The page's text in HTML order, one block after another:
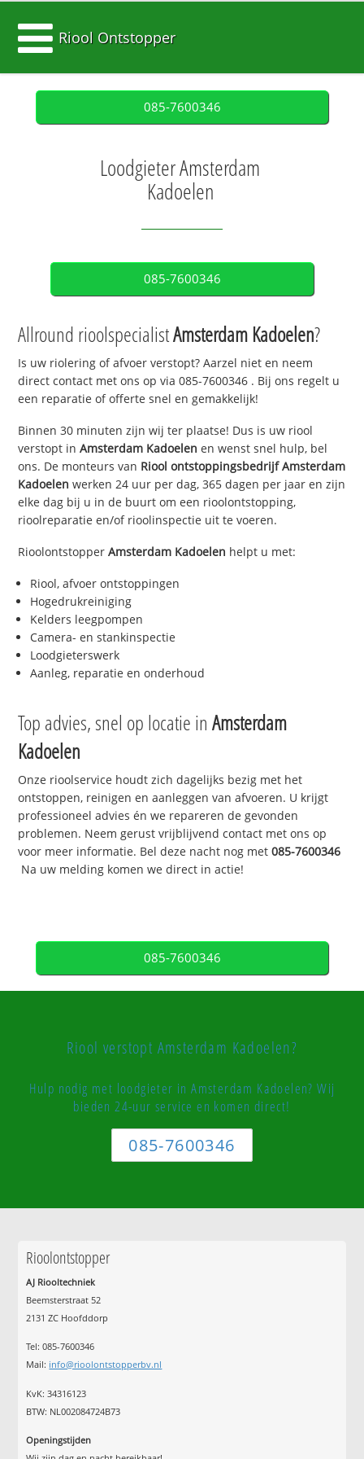
Riool Ontstopper
085-7600346
Loodgieter Amsterdam
Kadoelen
085-7600346
Allround rioolspecialistAmsterdam Kadoelen?
Is uw riolering of afvoer verstopt? Aarzel niet en neem
direct contact met ons op via085-7600346 . Bij ons regelt u
een reparatie of offerte snel en gemakkelijk!
Binnen 30 minuten zijn wij ter plaatse! Dus is uw riool
verstopt inAmsterdam Kadoelen en wenst snel hulp, bel
ons. De monteurs van Riool ontstoppingsbedrijfAmsterdam
Kadoelen werken 24 uur per dag, 365 dagen per jaar en zijn
elke dag bij u in de buurt om een rioolontstopping,
rioolreparatie en/of rioolinspectie uit te voeren.
RioolontstopperAmsterdam Kadoelen helpt u met:
Riool, afvoer ontstoppingen
Hogedrukreiniging
Kelders leegpompen
Camera- en stankinspectie
Loodgieterswerk
Aanleg, reparatie en onderhoud
Top advies, snel op locatie inAmsterdam
Kadoelen
Onze rioolservice houdt zich dagelijks bezig met het
ontstoppen, reinigen en aanleggen van afvoeren. U krijgt
professioneel advies én we repareren de gevonden
problemen. Neem gerust vrijblijvend contact met ons op
voor meer informatie. Bel deze nacht nog met085-7600346
Na uw melding komen we direct in actie!
085-7600346
Riool verstopt Amsterdam Kadoelen?
Hulp nodig met loodgieter in Amsterdam Kadoelen? Wij
bieden 24-uur service en komen direct!
085-7600346
Rioolontstopper
AJ Riooltechniek
Beemsterstraat 52
2131 ZC Hoofddorp
Tel:085-7600346
Mail: info@rioolontstopperbv.nl
KvK: 34316123
BTW: NL002084724B73
Openingstijden